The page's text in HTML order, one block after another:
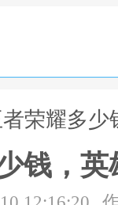
荣耀多
钱，